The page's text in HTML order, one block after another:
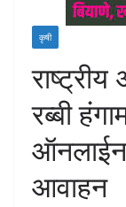
कृषी
राष्ट्रीय
रब्बी
ऑनलाईन
आवाहन